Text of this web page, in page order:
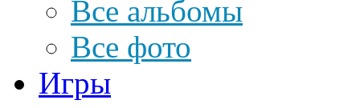
Все альбомы
Все фото
Игры